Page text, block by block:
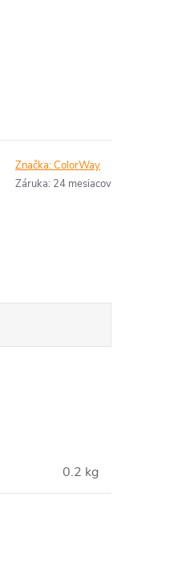
Značka:ColorWay
Záruka: 24 mesiacov
0.2 kg